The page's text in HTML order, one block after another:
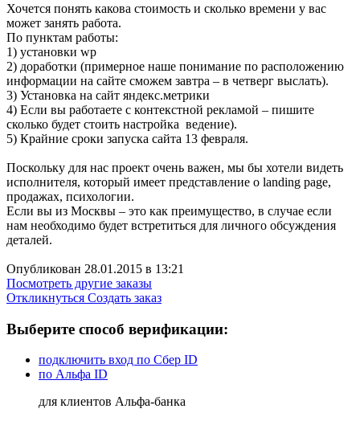
Хочется понять какова стоимость и сколько времени у вас
может занять работа.
По пунктам работы:
1) установки wp
2) доработки (примерное наше понимание по расположению
информации на сайте сможем завтра – в четверг выслать).
3) Установка на сайт яндекс.метрики
4) Если вы работаете с контекстной рекламой – пишите
сколько будет стоить настройка ведение).
5) Крайние сроки запуска сайта 13 февраля.
Поскольку для нас проект очень важен, мы бы хотели видеть
исполнителя, который имеет представление о landing page,
продажах, психологии.
Если вы из Москвы – это как преимущество, в случае если
нам необходимо будет встретиться для личного обсуждения
деталей.
Опубликован 28.01.2015 в 13:21
Посмотреть другие заказы
Откликнуться Создать заказ
Выберите способ верификации:
подключить вход по Сбер ID
по Альфа ID
для клиентов Альфа-банка